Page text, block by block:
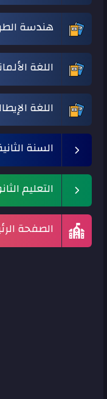
هندسة
اللغة
اللغة
السنة
التعليم
الصفحة